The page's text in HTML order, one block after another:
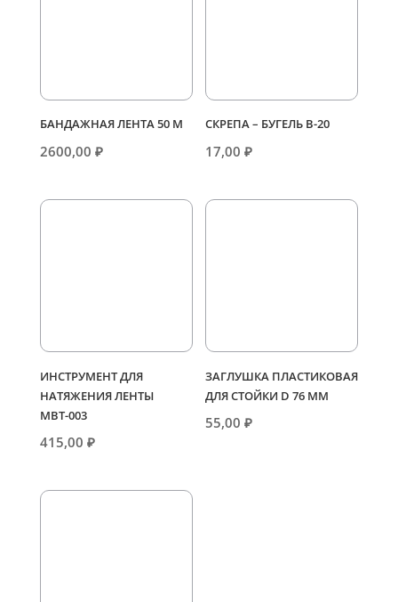
БАНДАЖНАЯ ЛЕНТА 50 М
2600,00 ₽
СКРЕПА – БУГЕЛЬ В-20
17,00₽
ИНСТРУМЕНТ ДЛЯ
НАТЯЖЕНИЯ ЛЕНТЫ
МВТ-003
415,00 ₽
ЗАГЛУШКА ПЛАСТИКОВАЯ
ДЛЯ СТОЙКИ D 76 ММ
55,00₽